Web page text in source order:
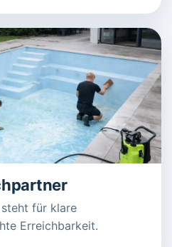
für klare
Erreichbarkeit.